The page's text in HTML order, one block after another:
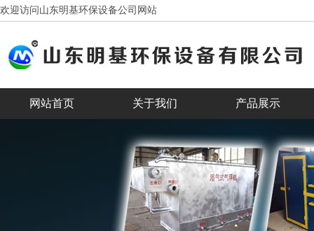
欢迎访问山东明基环保设备公司网站
网站首页 关于我们 产品展示
合作客户